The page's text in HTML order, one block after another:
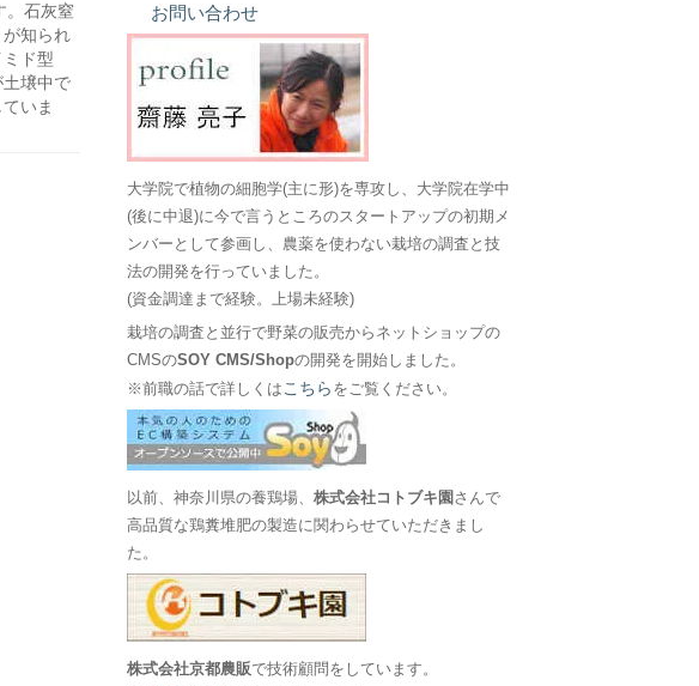
。石灰窒
知られ
ド型
土壌中で
いま
お問い合わせ
大学院で植物の細胞学(主に形)を専攻し、大学院在学中
(後に中退)に今で言うところのスタートアップの初期メ
ンバーとして参画し、農薬を使わない栽培の調査と技
法の開発を行っていました。
(資金調達まで経験。上場未経験)
栽培の調査と並行で野菜の販売からネットショップの
CMSのSOY CMS/Shopの開発を開始しました。
※前職の話で詳しくは こちら をご覧ください。
以前、神奈川県の養鶏場、株式会社コトブキ園 さんで
高品質な鶏糞堆肥の製造に関わらせていただきまし
た。
株式会社京都農販で技術顧問をしています。